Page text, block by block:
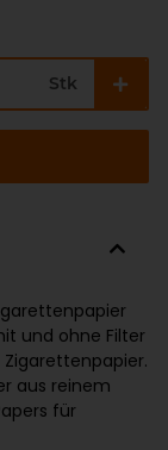
Stk
und ohne Filter
aus reinem
für